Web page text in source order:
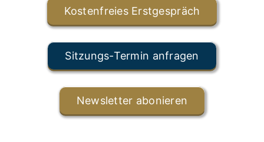
Kostenfreies Erstgespräch
Sitzungs-Termin anfragen
Newsletter abonieren